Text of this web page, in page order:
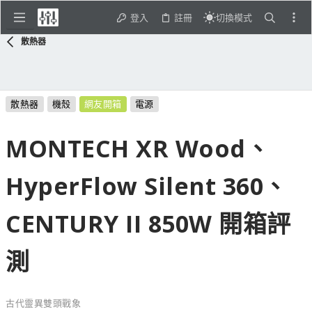
登入 註冊 切換模式
散熱器
散熱器 機殼 網友開箱 電源
MONTECH XR Wood、
HyperFlow Silent 360、
CENTURY II 850W 開箱評
測
古代靈異雙頭戰象